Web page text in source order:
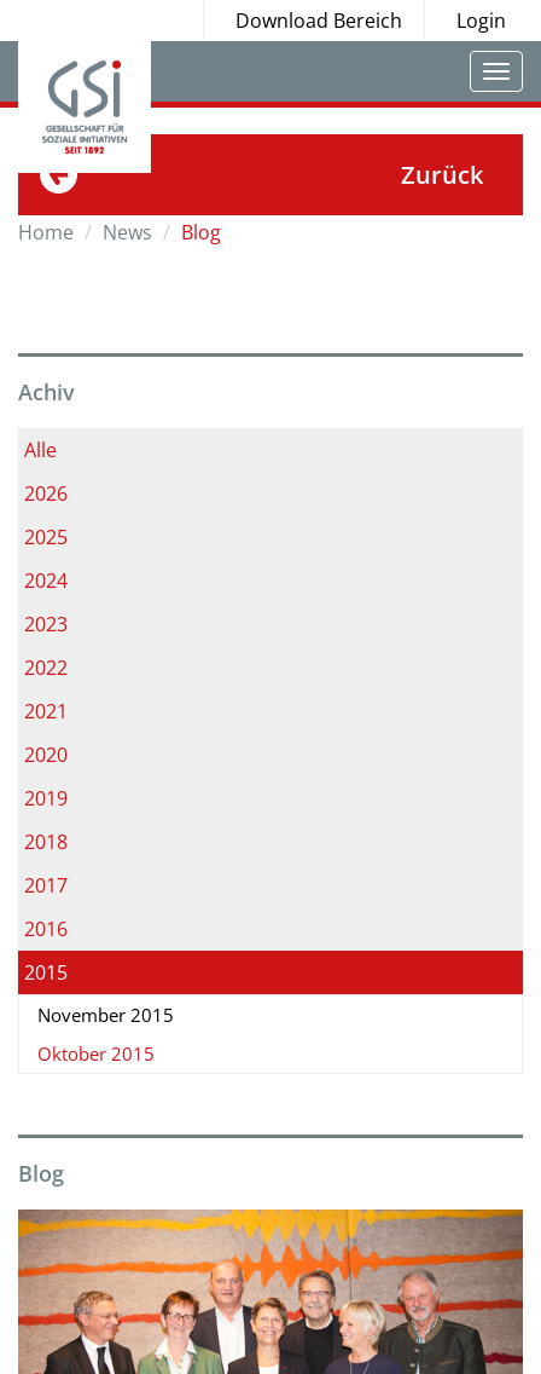
Download Bereich Login
Zurück
Home News Blog
Achiv
Alle
2026
2025
2024
2023
2022
2021
2020
2019
2018
2017
2016
2015
November 2015
Oktober 2015
Blog